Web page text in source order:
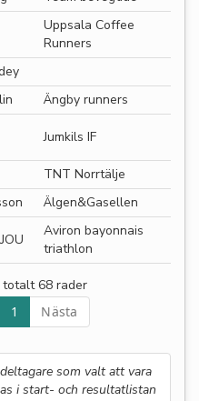
Uppsala Coffee
Runners
Ängby runners
Jumkils IF
TNT Norrtälje
Älgen&Gasellen
Aviron bayonnais
triathlon
68 rader
1 Nästa
som valt att vara
i start- och resultatlistan